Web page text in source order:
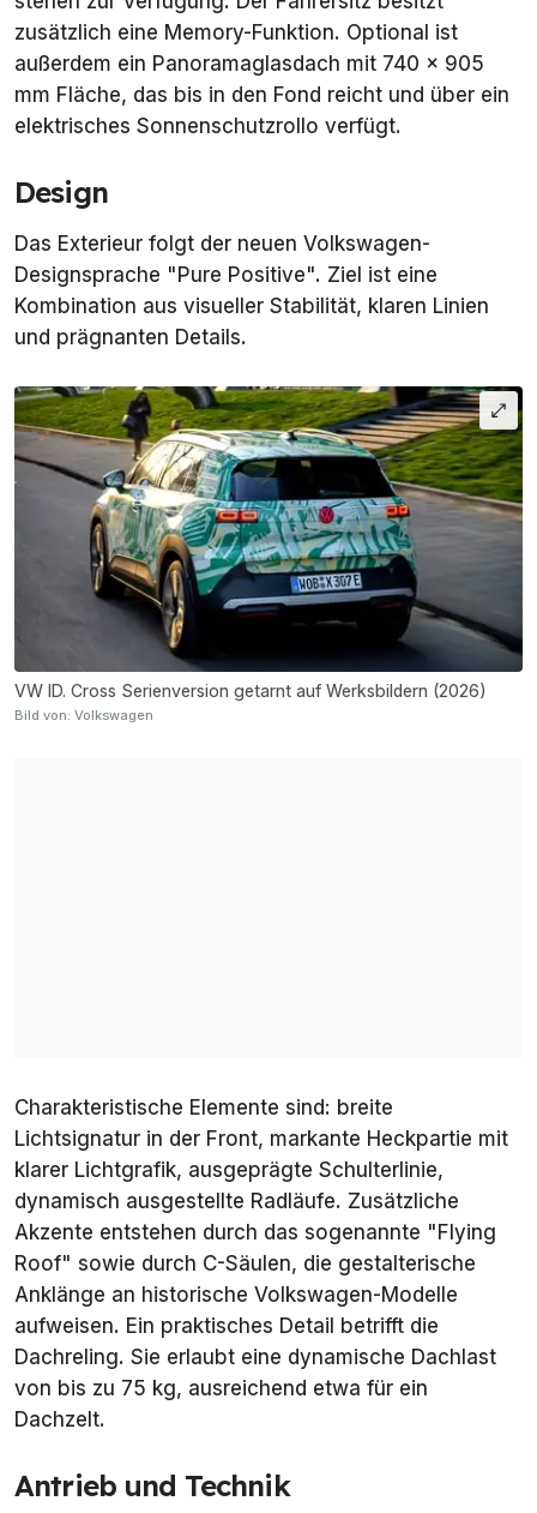
zusätzlich eine Memory-Funktion. Optional ist
außerdem ein Panoramaglasdach mit 740 × 905
mm Fläche, das bis in den Fond reicht und über ein
elektrisches Sonnenschutzrollo verfügt.
Design
Das Exterieur folgt der neuen Volkswagen-
Designsprache "Pure Positive". Ziel ist eine
Kombination aus visueller Stabilität, klaren Linien
und prägnanten Details.
VW ID. Cross Serienversion getarnt auf Werksbildern (2026)
Bild von: Volkswagen
Charakteristische Elemente sind: breite
Lichtsignatur in der Front, markante Heckpartie mit
klarer Lichtgrafik, ausgeprägte Schulterlinie,
dynamisch ausgestellte Radläufe. Zusätzliche
Akzente entstehen durch das sogenannte "Flying
Roof" sowie durch C-Säulen, die gestalterische
Anklänge an historische Volkswagen-Modelle
aufweisen. Ein praktisches Detail betrifft die
Dachreling. Sie erlaubt eine dynamische Dachlast
von bis zu 75 kg, ausreichend etwa für ein
Dachzelt.
Antrieb und Technik